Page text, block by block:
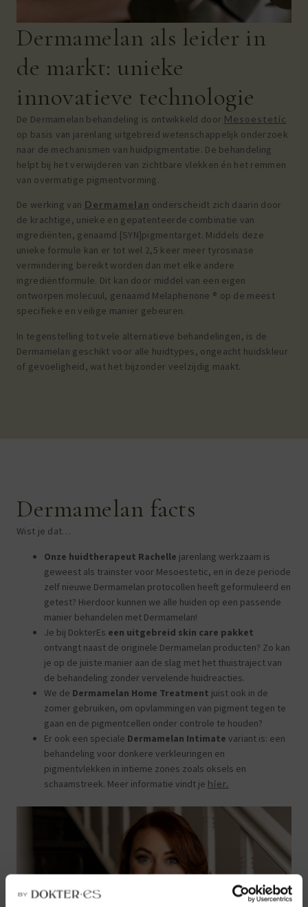
Dermamelan als leider in
de markt: unieke
innovatieve technologie
De Dermamelan behandeling is ontwikkeld door Mesoestetic
op basis van jarenlang uitgebreid wetenschappelijk onderzoek
naar de mechanismen van huidpigmentatie. De behandeling
helpt bij het verwijderen van zichtbare vlekken én het remmen
van overmatige pigmentvorming.
De werking van Dermamelan onderscheidt zich daarin door
de krachtige, unieke en gepatenteerde combinatie van
ingrediënten, genaamd [SYN]pigmentarget. Middels deze
unieke formule kan er tot wel 2,5 keer meer tyrosinase
vermindering bereikt worden dan met elke andere
ingrediëntformule. Dit kan door middel van een eigen
ontworpen molecuul, genaamd Melaphenone ® op de meest
specifieke en veilige manier gebeuren.
In tegenstelling tot vele alternatieve behandelingen, is de
Dermamelan geschikt voor alle huidtypes, ongeacht huidskleur
of gevoeligheid, wat het bijzonder veelzijdig maakt.
Dermamelan facts
Wist je dat…
Onze huidtherapeut Rachelle jarenlang werkzaam is
geweest als trainster voor Mesoestetic, en in deze periode
zelf nieuwe Dermamelan protocollen heeft geformuleerd en
getest? Hierdoor kunnen we alle huiden op een passende
manier behandelen met Dermamelan!
Je bij DokterEs een uitgebreid skin care pakket
ontvangt naast de originele Dermamelan producten? Zo kan
je op de juiste manier aan de slag met het thuistraject van
de behandeling zonder vervelende huidreacties.
We de Dermamelan Home Treatment juist ook in de
zomer gebruiken, om opvlammingen van pigment tegen te
gaan en de pigmentcellen onder controle te houden?
Er ook een speciale Dermamelan Intimate variant is: een
behandeling voor donkere verkleuringen en
pigmentvlekken in intieme zones zoals oksels en
schaamstreek. Meer informatie vindt je hier.